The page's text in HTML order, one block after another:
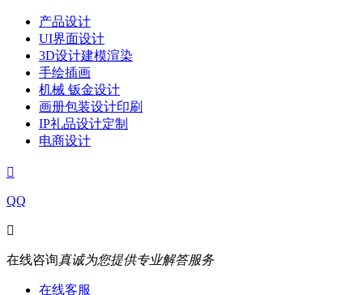
产品设计
UI界面设计
3D设计建模渲染
手绘插画
机械 钣金设计
画册包装设计印刷
IP礼品设计定制
电商设计

QQ

在线咨询真诚为您提供专业解答服务
在线客服